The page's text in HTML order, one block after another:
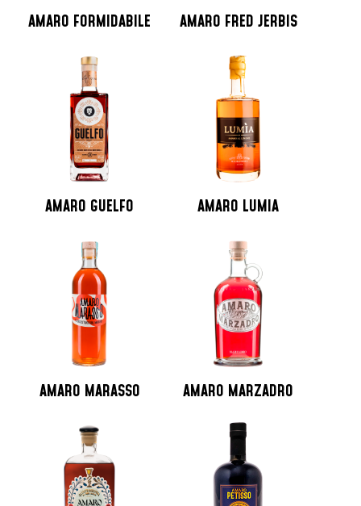
AMARO FORMIDABILE AMARO FRED JERBIS
AMARO GUELFO AMARO LUMIA
AMARO MARASSO AMARO MARZADRO